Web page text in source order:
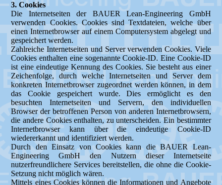
3. Cookies
Die Internetseiten der BAUER Lean-Engineering GmbH
verwenden Cookies. Cookies sind Textdateien, welche über
einen Internetbrowser auf einem Computersystem abgelegt und
gespeichert werden.
Zahlreiche Internetseiten und Server verwenden Cookies. Viele
Cookies enthalten eine sogenannte Cookie-ID. Eine Cookie-ID
ist eine eindeutige Kennung des Cookies. Sie besteht aus einer
Zeichenfolge, durch welche Internetseiten und Server dem
konkreten Internetbrowser zugeordnet werden können, in dem
das Cookie gespeichert wurde. Dies ermöglicht es den
besuchten Internetseiten und Servern, den individuellen
Browser der betroffenen Person von anderen Internetbrowsern,
die andere Cookies enthalten, zu unterscheiden. Ein bestimmter
Internetbrowser kann über die eindeutige Cookie-ID
wiedererkannt und identifiziert werden.
Durch den Einsatz von Cookies kann die BAUER Lean-
Engineering GmbH den Nutzern dieser Internetseite
nutzerfreundlichere Services bereitstellen, die ohne die Cookie-
Setzung nicht möglich wären.
Mittels eines Cookies können die Informationen und Angebote